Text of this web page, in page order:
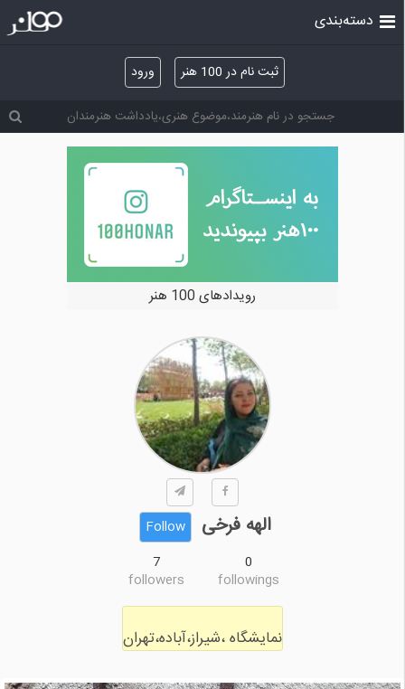
ثبت نام در 100 هنر ورود
دسته‌بندی
رویدادهای 100 هنر
الهه فرخی
Follow
0
followings
7
followers
نمایشگاه ،شیراز،آباده،تهران